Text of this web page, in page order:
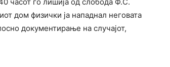
дом физички ја нападнал неговата
документирање на случајот,